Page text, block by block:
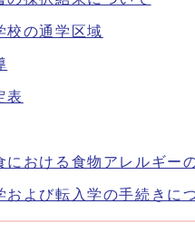
校の通学区域
表
における食物アレルギー
および転入学の手続きに